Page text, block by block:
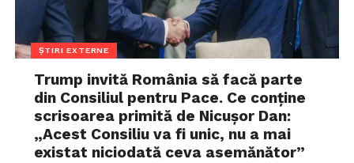
ȘTIRI EXTERNE
Trump invită România să facă parte
din Consiliul pentru Pace. Ce conține
scrisoarea primită de Nicușor Dan:
„Acest Consiliu va fi unic, nu a mai
existat niciodată ceva asemănător”